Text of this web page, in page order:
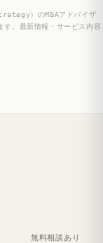
）のM&Aアドバイザ
す。最新情報・サービス内容
無料相談あり